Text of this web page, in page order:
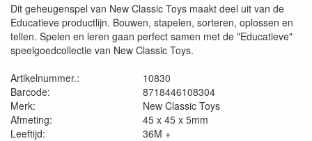
Dit geheugenspel van New Classic Toys maakt deel uit van de
Educatieve productlijn. Bouwen, stapelen, sorteren, oplossen en
tellen. Spelen en leren gaan perfect samen met de "Educatieve"
speelgoedcollectie van New Classic Toys.
Artikelnummer.:
10830
Barcode:
8718446108304
Merk:
New Classic Toys
Afmeting:
45 x 45 x 5mm
Leeftijd:
36M +